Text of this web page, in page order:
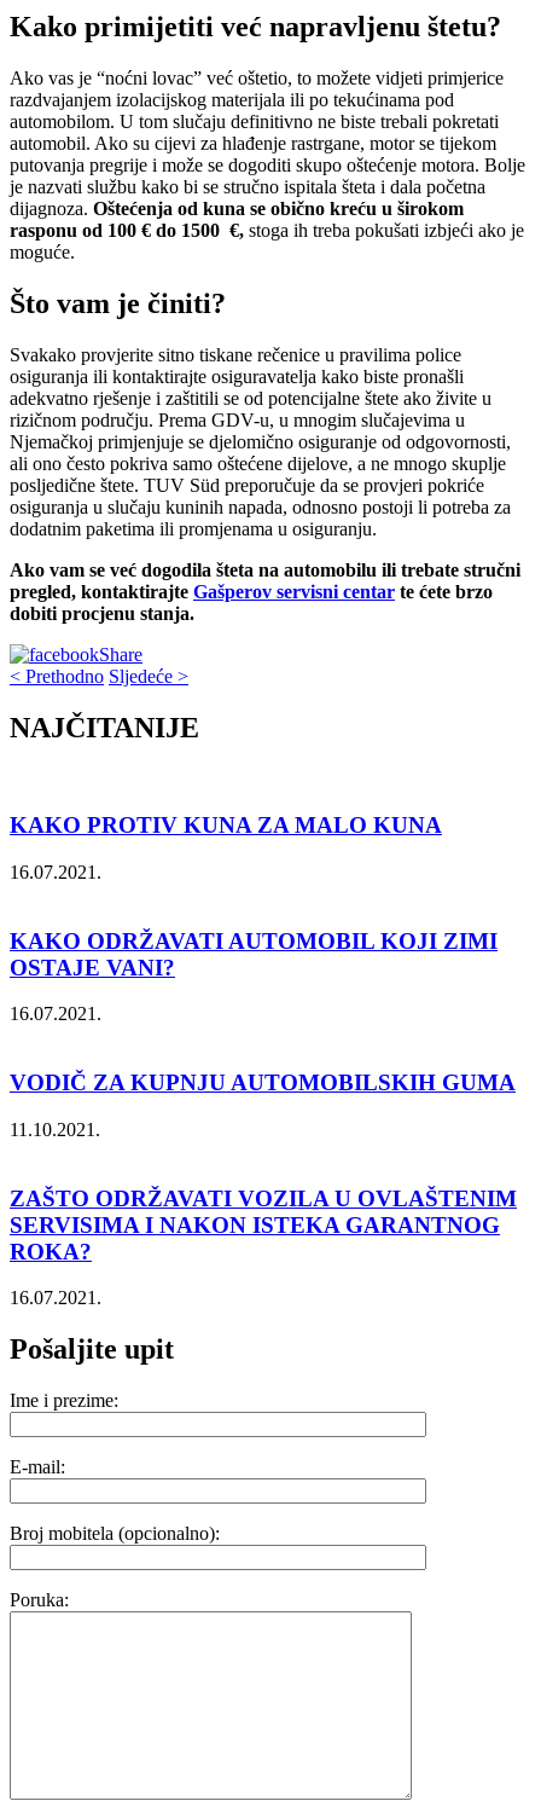
Kako primijetiti već napravljenu štetu?
Ako vas je “noćni lovac” već oštetio, to možete vidjeti primjerice
razdvajanjem izolacijskog materijala ili po tekućinama pod
automobilom. U tom slučaju definitivno ne biste trebali pokretati
automobil. Ako su cijevi za hlađenje rastrgane, motor se tijekom
putovanja pregrije i može se dogoditi skupo oštećenje motora. Bolje
je nazvati službu kako bi se stručno ispitala šteta i dala početna
dijagnoza. Oštećenja od kuna se obično kreću u širokom
rasponu od 100 € do 1500 €, stoga ih treba pokušati izbjeći ako je
moguće.
Što vam je činiti?
Svakako provjerite sitno tiskane rečenice u pravilima police
osiguranja ili kontaktirajte osiguravatelja kako biste pronašli
adekvatno rješenje i zaštitili se od potencijalne štete ako živite u
rizičnom području. Prema GDV-u, u mnogim slučajevima u
Njemačkoj primjenjuje se djelomično osiguranje od odgovornosti,
ali ono često pokriva samo oštećene dijelove, a ne mnogo skuplje
posljedične štete. TUV Süd preporučuje da se provjeri pokriće
osiguranja u slučaju kuninih napada, odnosno postoji li potreba za
dodatnim paketima ili promjenama u osiguranju.
Ako vam se već dogodila šteta na automobilu ili trebate stručni
pregled, kontaktirajte Gašperov servisni centar te ćete brzo
dobiti procjenu stanja.
Share
< Prethodno Sljedeće >
NAJČITANIJE
KAKO PROTIV KUNA ZA MALO KUNA
16.07.2021.
KAKO ODRŽAVATI AUTOMOBIL KOJI ZIMI
OSTAJE VANI?
16.07.2021.
VODIČ ZA KUPNJU AUTOMOBILSKIH GUMA
11.10.2021.
ZAŠTO ODRŽAVATI VOZILA U OVLAŠTENIM
SERVISIMA I NAKON ISTEKA GARANTNOG
ROKA?
16.07.2021.
Pošaljite upit
Ime i prezime:
E-mail:
Broj mobitela (opcionalno):
Poruka: